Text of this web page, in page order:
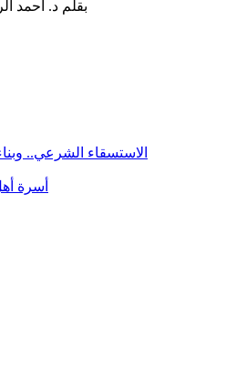
الاستسقاء الشرعي..
أسرة